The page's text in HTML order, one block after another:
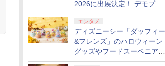
2026に出展決定！ デモプレ
イや体験型展示も
エンタメ
ディズニーシー「ダッフィー
&フレンズ」のハロウィーン
グッズやフードスーベニアが
8月25日より発売